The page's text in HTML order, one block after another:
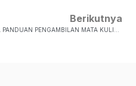
Berikutnya